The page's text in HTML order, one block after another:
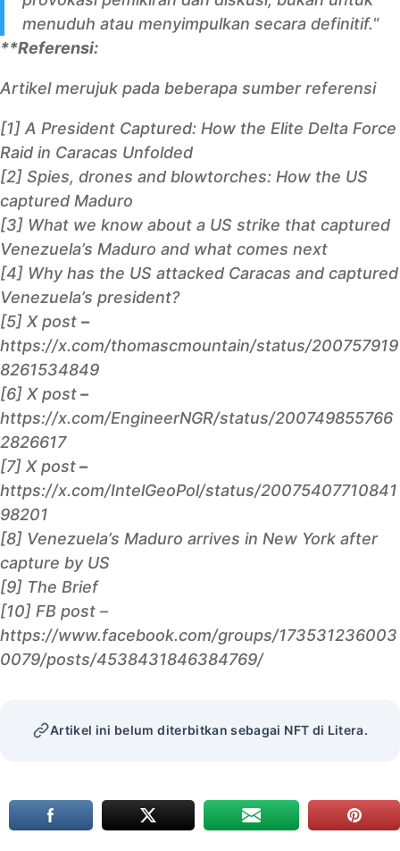
menuduh atau menyimpulkan secara definitif.“
**Referensi:
Artikel merujuk pada beberapa sumber referensi
[1] A President Captured: How the Elite Delta Force
Raid in Caracas Unfolded
[2] Spies, drones and blowtorches: How the US
captured Maduro
[3] What we know about a US strike that captured
Venezuela’s Maduro and what comes next
[4] Why has the US attacked Caracas and captured
Venezuela’s president?
[5] X post –
https://x.com/thomascmountain/status/200757919
8261534849
[6] X post–
https://x.com/EngineerNGR/status/200749855766
2826617
[7] X post–
https://x.com/IntelGeoPol/status/20075407710841
98201
[8] Venezuela’s Maduro arrives in New York after
capture by US
[9] The Brief
[10] FB post –
https://www.facebook.com/groups/173531236003
0079/posts/4538431846384769/
Artikel ini belum diterbitkan sebagai NFT di Litera.